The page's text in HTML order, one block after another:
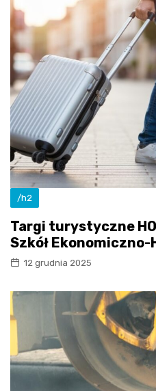
/h2
Targi turystyczne
Szkół
12 grudnia 2025